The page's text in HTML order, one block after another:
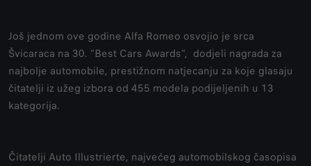
Još jednom ove godine Alfa Romeo osvojio je srca
Švicaraca na 30. “Best Cars Awards“, dodjeli nagrada za
najbolje automobile, prestižnom natjecanju za koje glasaju
čitatelji iz užeg izbora od 455 modela podijeljenih u 13
kategorija.
Čitatelji Auto Illustrierte, najvećeg automobilskog časopisa